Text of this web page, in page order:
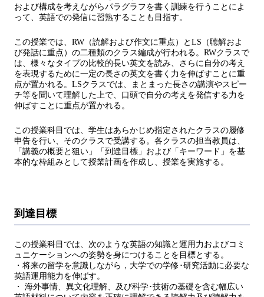
および構成を考えながらパラグラフを書く訓練を行うことによ
って、英語での発信に習熟することも目指す。
この授業では、RW（読解および作文に重点）とLS（聴解およ
び発話に重点）の二種類のクラス編成が行われる。RWクラスで
は、様々なタイプの比較的長い英文を読み、さらに自分の考え
を表現するために一定の長さの英文を書く力を伸ばすことに重
点が置かれる。LSクラスでは、まとまった長さの講演やスピー
チ等を聞いて理解した上で、口頭で自分の考えを発信する力を
伸ばすことに重点が置かれる。
この授業科目では、学生はあらかじめ指定されたクラスの履修
申告を行い、そのクラスで受講する。各クラスの担当教員は、
「講義の概要と狙い」「到達目標」および「キーワード」を基
本的な枠組みとして授業計画を作成し、授業を実施する。
到達目標
この授業科目では、次のような英語の知識と運用力およびコミ
ュニケーションへの姿勢を身につけることを目標とする。
・将来の留学を意識しながら，大学での学修･研究活動に必要な
英語運用能力を伸ばす。
・ 海外事情、異文化理解、及び科学･技術の基礎を含む幅広い